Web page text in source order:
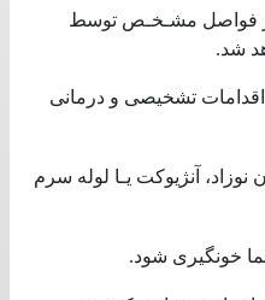
فواصل‌ مشـخـص‌ توسط‌
شد.
اقدامات تشخیصی‌ و درمانی‌
آنژیوکت‌ یـا لوله‌ سرم
خونگیری‌ شود.